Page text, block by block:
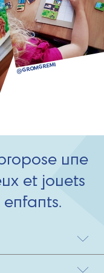
une
et jouets